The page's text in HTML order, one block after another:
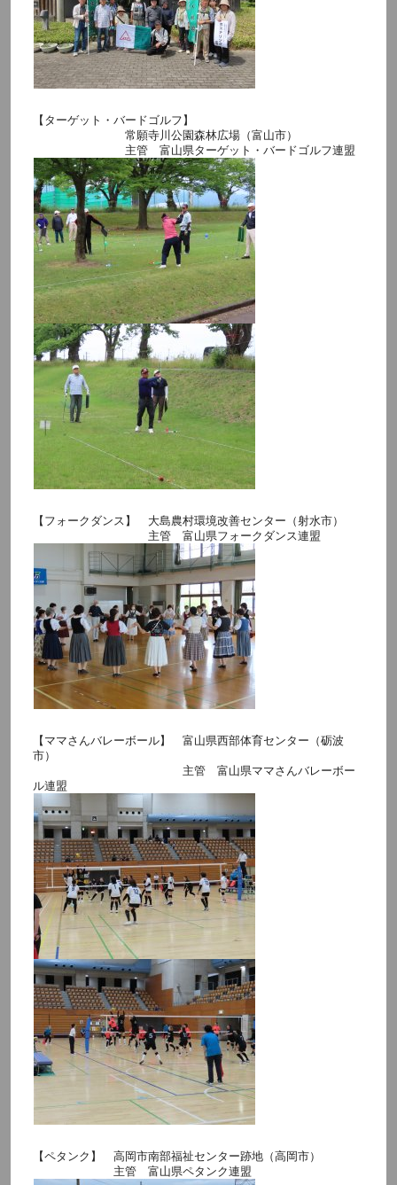
【ターゲット・バードゴルフ】
常願寺川公園森林広場（富山市）
主管 富山県ターゲット・バードゴルフ連盟
【フォークダンス】 大島農村環境改善センター（射水市）
主管 富山県フォークダンス連盟
【ママさんバレーボール】 富山県西部体育センター（砺波
市）
主管 富山県ママさんバレーボー
ル連盟
【ペタンク】 高岡市南部福祉センター跡地（高岡市）
主管 富山県ペタンク連盟